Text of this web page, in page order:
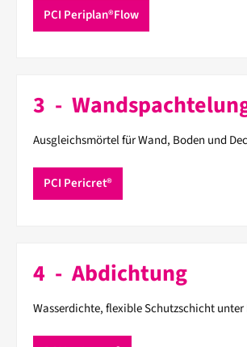
PCI Periplan®Flow
3 -
Ausgleichsmörtel für Wand, Boden und
PCI Pericret®
4 - Abdichtung
Wasserdichte, flexible Schutzschicht